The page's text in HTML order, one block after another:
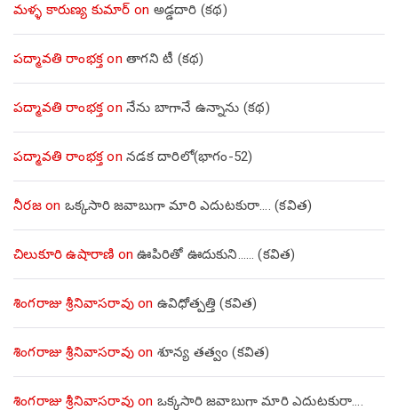
మళ్ళ కారుణ్య కుమార్ on అడ్డదారి (కథ)
పద్మావతి రాంభక్తon తాగని టీ (కథ)
పద్మావతి రాంభక్తon నేను బాగానే ఉన్నాను (క‌థ‌)
పద్మావతి రాంభక్తon నడక దారిలో(భాగం-52)
నీరజon ఒక్కసారి జవాబుగా మారి ఎదుటకురా…. (కవిత)
చిలుకూరి ఉషారాణి onఊపిరితో ఊదుకుని…… (కవిత)
శింగరాజు శ్రీనివాసరావుon ఉవిధోత్పత్తి (కవిత)
శింగరాజు శ్రీనివాసరావుon శూన్య తత్వం (కవిత)
శింగరాజు శ్రీనివాసరావుon ఒక్కసారి జవాబుగా మారి ఎదుటకురా….